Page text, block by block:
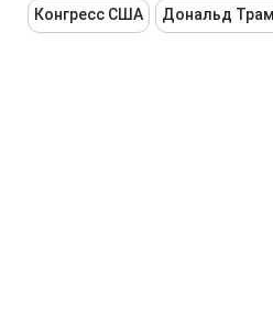
Конгресс США Дональд